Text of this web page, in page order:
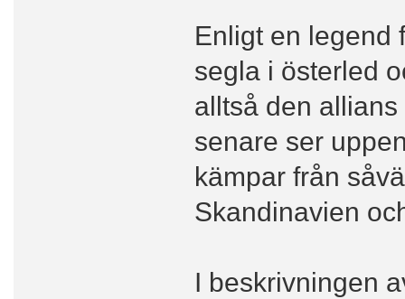
Enligt en legend
segla i österled
alltså den
senare ser
kämpar från
Skandinavien
I beskrivningen